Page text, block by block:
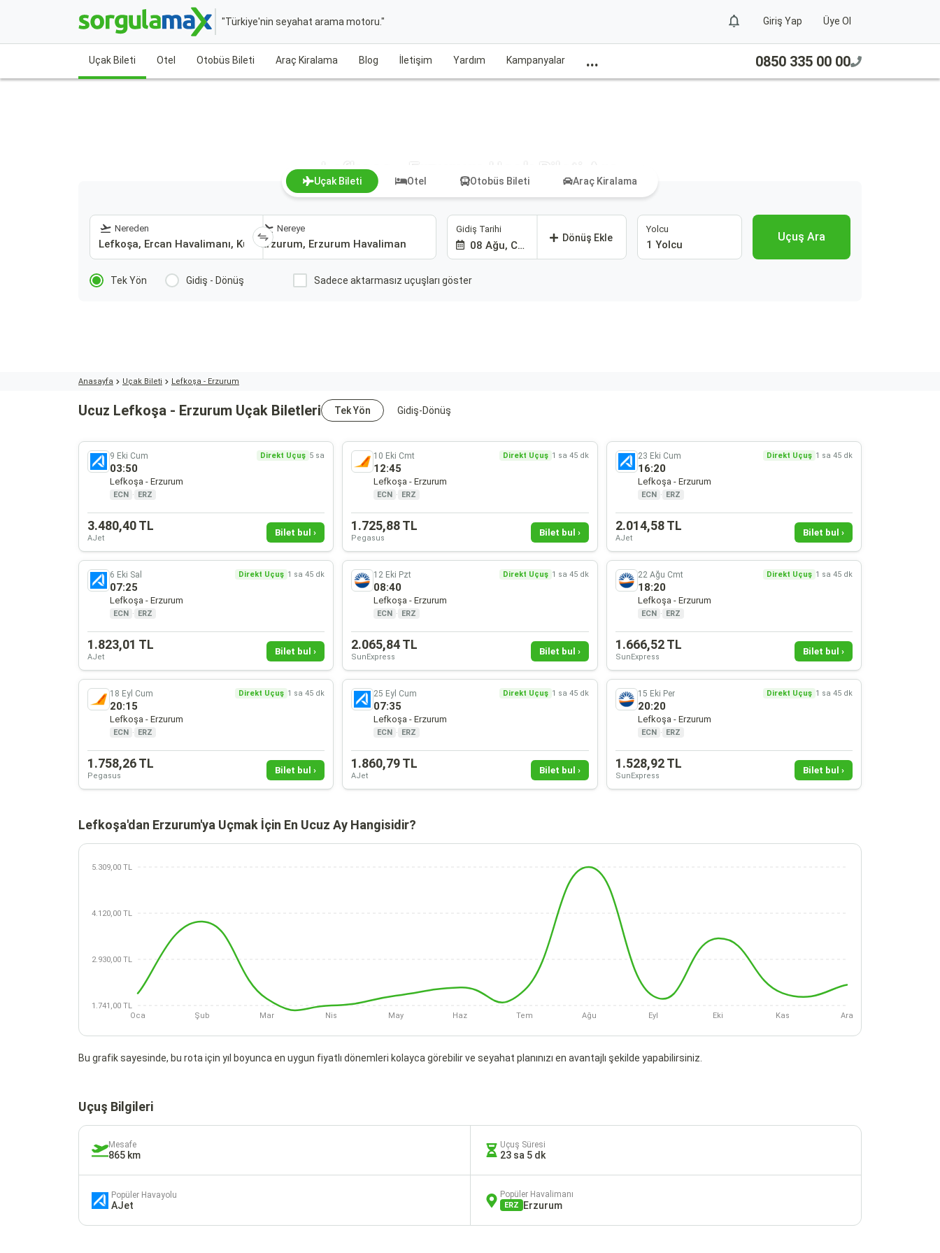
"Türkiye'nin seyahat arama motoru." Giriş Yap Üye Ol
Uçak Bileti Otel Otobüs Bileti Araç Kiralama Blog İletişim Yardım Kampanyalar ... 0850 335 00 00
Lefkoşa - Erzurum Uçak Bileti Ara
Uçak Bileti Otel Otobüs Bileti Araç Kiralama
Nereden Nereye Gidiş Tarihi
08 Ağu, Cmt
Dönüş Ekle
Yolcu
1 Yolcu
Uçuş Ara
Tek Yön Gidiş - Dönüş Sadece aktarmasız uçuşları göster
Anasayfa Uçak Bileti Lefkoşa - Erzurum
Ucuz Lefkoşa - Erzurum Uçak Biletleri Tek Yön Gidiş-Dönüş
9 Eki Cum Direkt Uçuş 5 sa
03:50
Lefkoşa - Erzurum
ECN · ERZ
3.480,40 TL
AJet
Bilet bul ›
10 Eki Cmt Direkt Uçuş 1 sa 45 dk
12:45
Lefkoşa - Erzurum
ECN · ERZ
1.725,88 TL
Pegasus
Bilet bul ›
23 Eki Cum Direkt Uçuş 1 sa 45 dk
16:20
Lefkoşa - Erzurum
ECN · ERZ
2.014,58 TL
AJet
Bilet bul ›
6 Eki Sal Direkt Uçuş 1 sa 45 dk
07:25
Lefkoşa - Erzurum
ECN · ERZ
1.823,01 TL
AJet
Bilet bul ›
12 Eki Pzt Direkt Uçuş 1 sa 45 dk
08:40
Lefkoşa - Erzurum
ECN · ERZ
2.065,84 TL
SunExpress
Bilet bul ›
22 Ağu Cmt Direkt Uçuş 1 sa 45 dk
18:20
Lefkoşa - Erzurum
ECN · ERZ
1.666,52 TL
SunExpress
Bilet bul ›
18 Eyl Cum Direkt Uçuş 1 sa 45 dk
20:15
Lefkoşa - Erzurum
ECN · ERZ
1.758,26 TL
Pegasus
Bilet bul ›
25 Eyl Cum Direkt Uçuş 1 sa 45 dk
07:35
Lefkoşa - Erzurum
ECN · ERZ
1.860,79 TL
AJet
Bilet bul ›
15 Eki Per Direkt Uçuş 1 sa 45 dk
20:20
Lefkoşa - Erzurum
ECN · ERZ
1.528,92 TL
SunExpress
Bilet bul ›
Lefkoşa'dan Erzurum'ya Uçmak İçin En Ucuz Ay Hangisidir?
5.309,00 TL
4.120,00 TL
2.930,00 TL
1.741,00 TL
Oca
Şub Mar Nis May Haz Tem Ağu Eyl Eki Kas Ara
Bu grafik sayesinde, bu rota için yıl boyunca en uygun fiyatlı dönemleri kolayca görebilir ve seyahat planınızı en avantajlı şekilde yapabilirsiniz.
Uçuş Bilgileri
Mesafe
865 km
Uçuş Süresi
23 sa 5 dk
Popüler Havayolu
AJet
Popüler Havalimanı
ERZ Erzurum